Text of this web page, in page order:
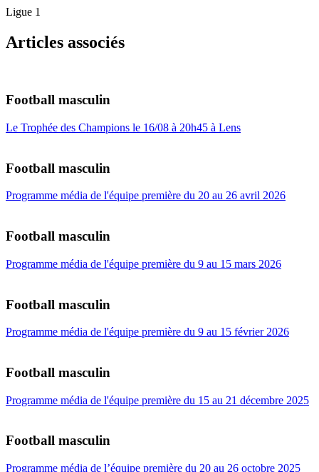
Ligue 1
Articles associés
Football masculin
Le Trophée des Champions le 16/08 à 20h45 à Lens
Football masculin
Programme média de l'équipe première du 20 au 26 avril 2026
Football masculin
Programme média de l'équipe première du 9 au 15 mars 2026
Football masculin
Programme média de l'équipe première du 9 au 15 février 2026
Football masculin
Programme média de l'équipe première du 15 au 21 décembre 2025
Football masculin
Programme média de l’équipe première du 20 au 26 octobre 2025